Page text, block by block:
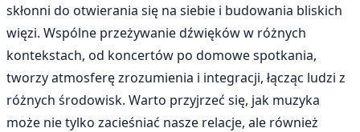
skłonni do otwierania się na siebie i budowania bliskich
więzi. Wspólne przeżywanie dźwięków w różnych
kontekstach, od koncertów po domowe spotkania,
tworzy atmosferę zrozumienia i integracji, łącząc ludzi z
różnych środowisk. Warto przyjrzeć się, jak muzyka
może nie tylko zacieśniać nasze relacje, ale również